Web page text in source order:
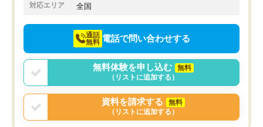
対応エリア 全国
通話
無料 電話で問い合わせする
無料体験を申し込む
無料
（リストに追加する）
資料を請求する
無料
（リストに追加する）